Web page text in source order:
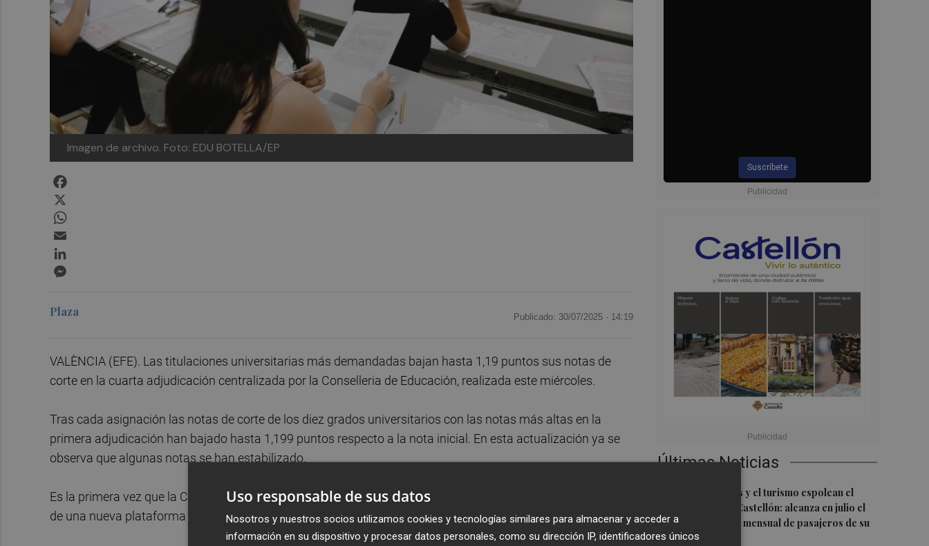
Imagen de archivo. Foto: EDU BOTELLA/EP
Suscríbete
Últimas Noticias
Las nuevas rutas y el turismo espolean el
aeropuerto de Castellón: alcanza en julio el
mejor resultado mensual de pasajeros de su
historia
Plaza Publicado: 30/07/2025 · 14:19
VALÈNCIA (EFE). Las titulaciones universitarias más demandadas bajan hasta 1,19 puntos sus notas de
corte en la cuarta adjudicación centralizada por la Conselleria de Educación, realizada este miércoles.
Tras cada asignación las notas de corte de los diez grados universitarios con las notas más altas en la
primera adjudicación han bajado hasta 1,199 puntos respecto a la nota inicial. En esta actualización ya se
observa que algunas notas se han estabilizado.
Es la primera vez que la Conselleria de Educación centraliza esta adjudicación y las listas de espera a través
de una nueva plataforma telemática. ha informado la Generalitat.
Uso responsable de sus datos
Nosotros y nuestros socios utilizamos cookies y tecnologías similares para almacenar y acceder a
información en su dispositivo y procesar datos personales, como su dirección IP, identificadores únicos